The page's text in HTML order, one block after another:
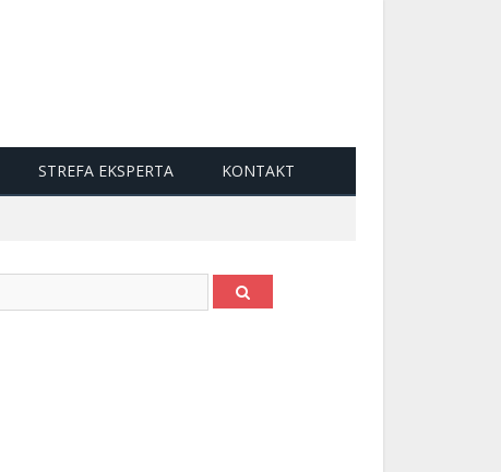
STREFA EKSPERTA KONTAKT